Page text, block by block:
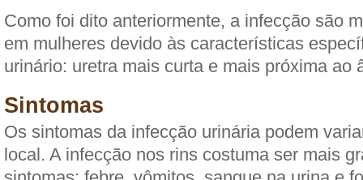
Como foi dito anteriormente, a infecção são
em mulheres devido às características
urinário: uretra mais curta e mais próxima ao
Sintomas
Os sintomas da infecção urinária podem
local. A infecção nos rins costuma ser mais